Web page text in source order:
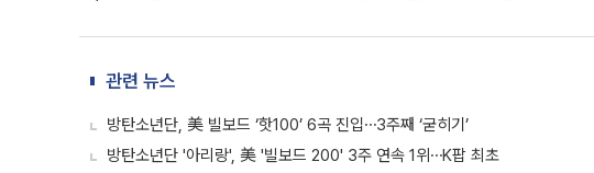
관련 뉴스
방탄소년단, 美 빌보드 ‘핫100’ 6곡 진입⋯3주째 ‘굳히기’
방탄소년단 '아리랑', 美 '빌보드 200' 3주 연속 1위⋯K팝 최초